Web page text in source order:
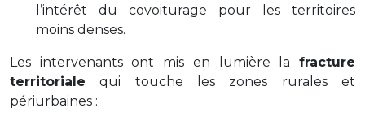
l’intérêt du covoiturage pour les territoires
moins denses.
Les intervenants ont mis en lumière la fracture
territoriale qui touche les zones rurales et
périurbaines :